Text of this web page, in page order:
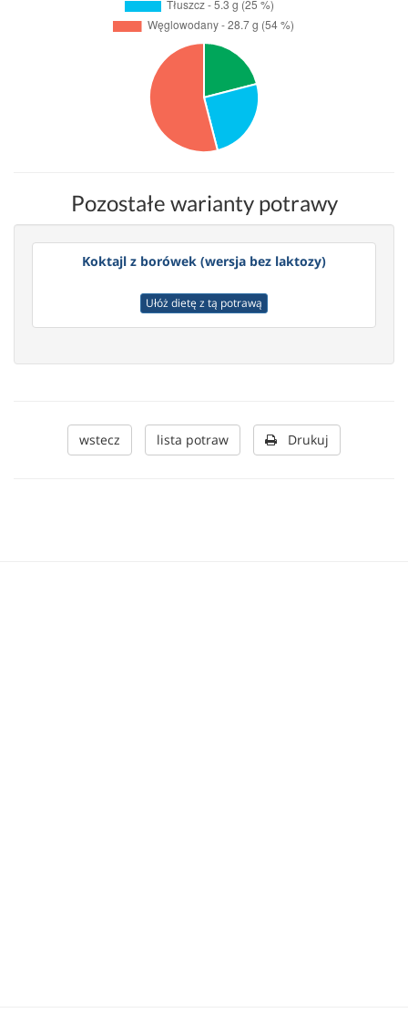
Pozostałe warianty potrawy
Koktajl z borówek (wersja bez laktozy)
Ułóż dietę z tą potrawą
wstecz lista potraw Drukuj